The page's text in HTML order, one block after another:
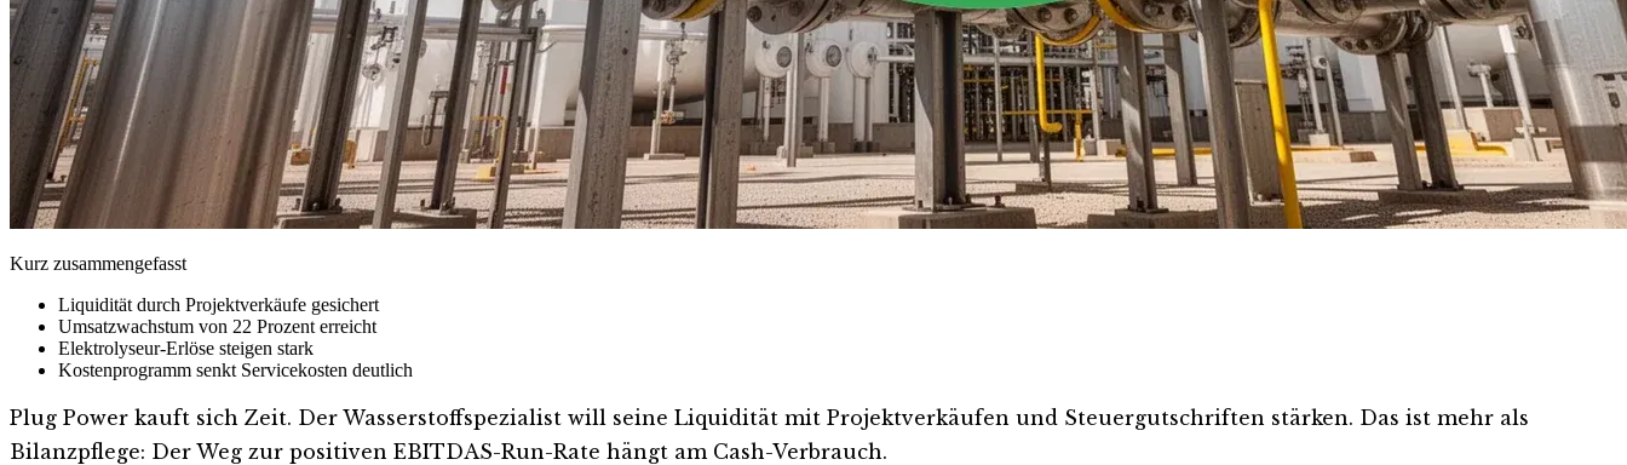
Kurz zusammengefasst
Liquidität durch Projektverkäufe gesichert
Umsatzwachstum von 22 Prozent erreicht
Elektrolyseur-Erlöse steigen stark
Kostenprogramm senkt Servicekosten deutlich
Plug Power kauft sich Zeit. Der Wasserstoffspezialist will seine Liquidität mit Projektverkäufen und Steuergutschriften stärken. Das ist mehr als
Bilanzpflege: Der Weg zur positiven EBITDAS-Run-Rate hängt am Cash-Verbrauch.